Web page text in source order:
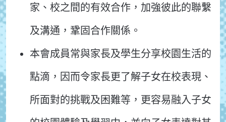
家、校之間的有效合作，加強彼此的聯繫
及溝通，鞏固合作關係。
本會成員常與家長及學生分享校園生活的
點滴，因而令家長更了解子女在校表現、
所面對的挑戰及困難等，更容易融入子女